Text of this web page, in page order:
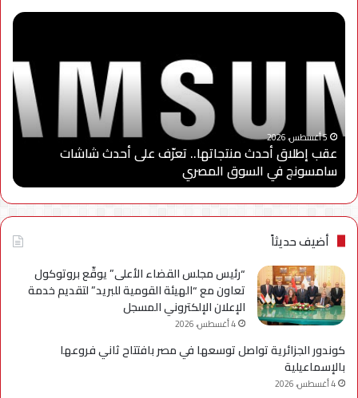
عقب
منتجاتها..
تعرّف
على
أحدث
شاشات
سامسونج
في
السوق
المصري
5 أغسطس، 2026
عقب إطلاق أحدث منتجاتها.. تعرّف على أحدث شاشات
سامسونج في السوق المصري
مع
أضيف حديثاً
“رئيس مجلس القضاء الأعلى” يوقّع بروتوكول
تعاون مع “الهيئة القومية للبريد” لتقديم خدمة
الإعلان الإلكتروني المسجل
4 أغسطس، 2026
كوندور الجزائرية تواصل توسعها في مصر بافتتاح ثاني فروعها
بالإسماعيلية
4 أغسطس، 2026